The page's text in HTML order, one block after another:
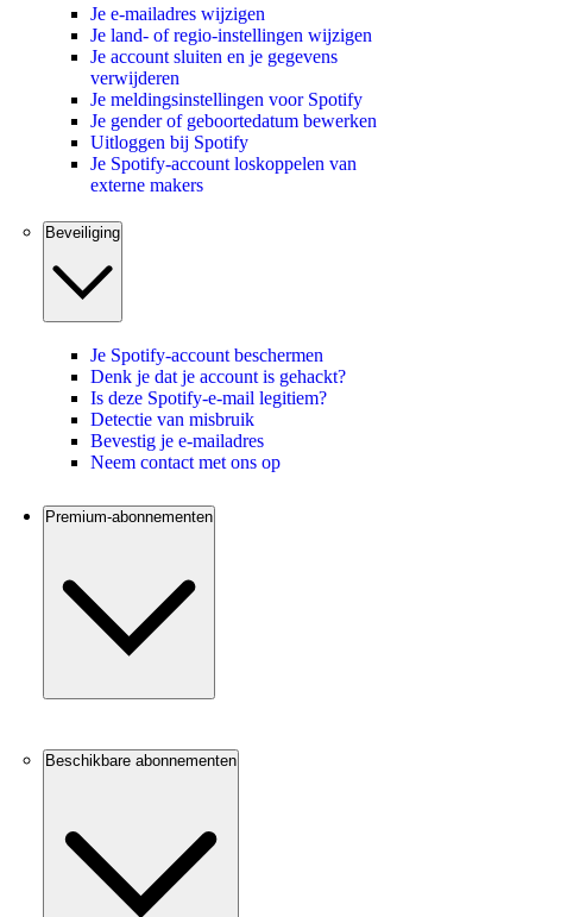
Je e-mailadres wijzigen
Je land- of regio-instellingen wijzigen
Je account sluiten en je gegevens
verwijderen
Je meldingsinstellingen voor Spotify
Je gender of geboortedatum bewerken
Uitloggen bij Spotify
Je Spotify-account loskoppelen van
externe makers
Beveiliging
Je Spotify-account beschermen
Denk je dat je account is gehackt?
Is deze Spotify-e-mail legitiem?
Detectie van misbruik
Bevestig je e-mailadres
Neem contact met ons op
Premium-abonnementen
Beschikbare abonnementen